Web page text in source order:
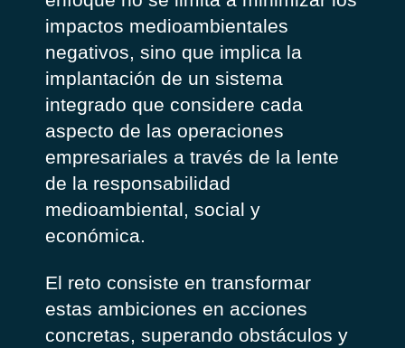
impactos medioambientales
negativos, sino que implica la
implantación de un sistema
integrado que considere cada
aspecto de las operaciones
empresariales a través de la lente
de la responsabilidad
medioambiental, social y
económica.
El reto consiste en transformar
estas ambiciones en acciones
concretas, superando obstáculos y